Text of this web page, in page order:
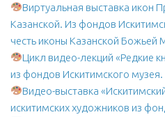
музей»
МБУ Парк культуры и отдыха
МБУК «Централизованная
Афиша
Виртуальная выставка икон
Казанской. Из фондов
честь иконы Казанской Божьей
Цикл видео-лекций «Редкие
из фондов Искитимского музея.
Видео-выставка
искитимских художников из